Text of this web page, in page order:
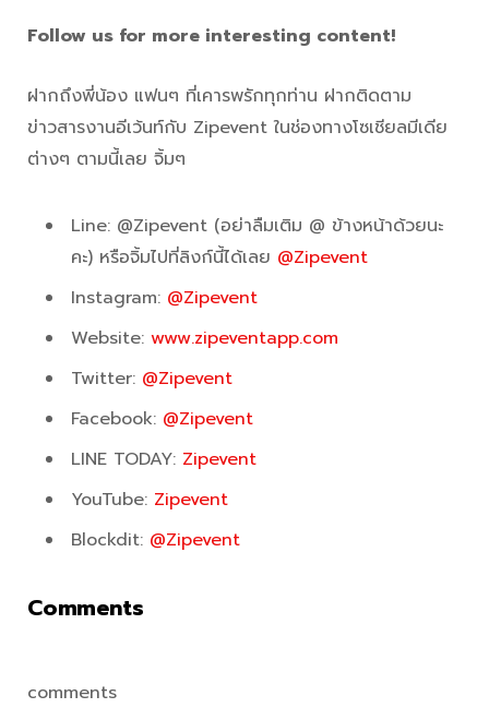
Follow us for more interesting content!
ฝากถึงพี่น้อง แฟนๆ ที่เคารพรักทุกท่าน ฝากติดตาม
ข่าวสารงานอีเว้นท์กับ Zipevent ในช่องทางโซเชียลมีเดีย
ต่างๆ ตามนี้เลย จิ้มๆ
Line: @Zipevent (อย่าลืมเติม @ ข้างหน้าด้วยนะ
คะ) หรือจิ้มไปที่ลิงก์นี้ได้เลย @Zipevent
Instagram: @Zipevent
Website: www.zipeventapp.com
Twitter: @Zipevent
Facebook: @Zipevent
LINE TODAY: Zipevent
YouTube: Zipevent
Blockdit: @Zipevent
Comments
comments